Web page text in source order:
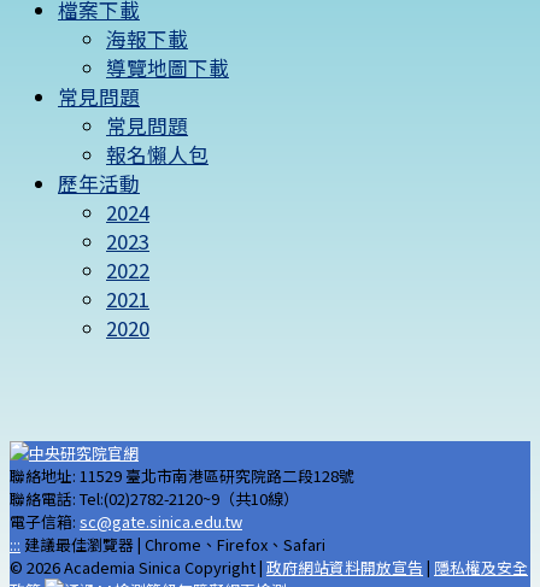
檔案下載
海報下載
導覽地圖下載
常見問題
常見問題
報名懶人包
歷年活動
2024
2023
2022
2021
2020
聯絡地址: 11529 臺北市南港區研究院路二段128號
聯絡電話: Tel:(02)2782-2120~9（共10線）
電子信箱: sc@gate.sinica.edu.tw
::: 建議最佳瀏覽器 | Chrome、Firefox、Safari
© 2026 Academia Sinica Copyright | 政府網站資料開放宣告 | 隱私權及安全